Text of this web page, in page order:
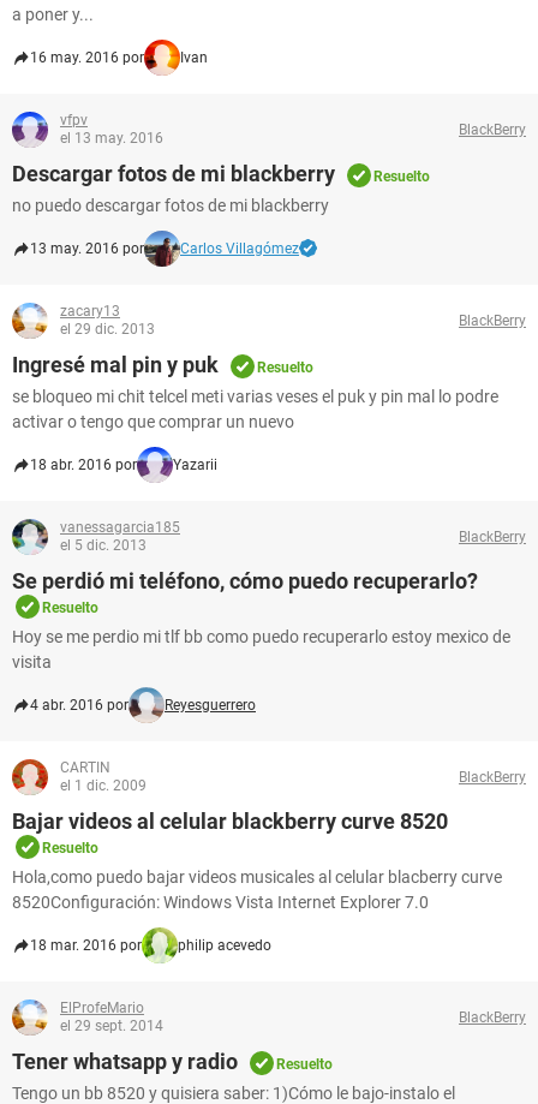
a poner y...
16 may. 2016 por Ivan
vfpv
el 13 may. 2016
BlackBerry
Descargar fotos de mi blackberry Resuelto
no puedo descargar fotos de mi blackberry
13 may. 2016 por Carlos Villagómez
zacary13
el 29 dic. 2013
BlackBerry
Ingresé mal pin y puk Resuelto
se bloqueo mi chit telcel meti varias veses el puk y pin mal lo podre
activar o tengo que comprar un nuevo
18 abr. 2016 por Yazarii
vanessagarcia185
el 5 dic. 2013
BlackBerry
Se perdió mi teléfono, cómo puedo recuperarlo?
Resuelto
Hoy se me perdio mi tlf bb como puedo recuperarlo estoy mexico de
visita
4 abr. 2016 por Reyesguerrero
CARTIN
el 1 dic. 2009
BlackBerry
Bajar videos al celular blackberry curve 8520
Resuelto
Hola,como puedo bajar videos musicales al celular blacberry curve
8520Configuración: Windows Vista Internet Explorer 7.0
18 mar. 2016 por philip acevedo
ElProfeMario
el 29 sept. 2014
BlackBerry
Tener whatsapp y radio Resuelto
Tengo un bb 8520 y quisiera saber: 1)Cómo le bajo-instalo el